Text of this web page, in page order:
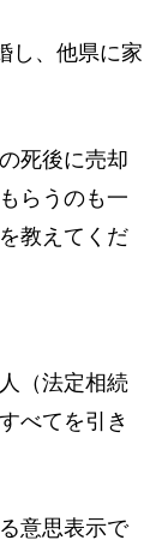
し、他県に家
死後に売却
らうのも一
教えてくだ
（法定相続
べてを引き
意思表示で